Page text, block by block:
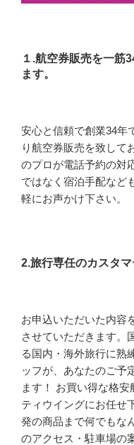
１.航空券販売を一筋
ます。
安心と信頼で創業34年
り航空券販売を致して
のプロが電話予約の対
ではなく宿泊手配など
軽にお声かけ下さい。
2.旅行専任のカスタ
お申込いただいた内容
させていただきます。
る国内・海外旅行に熟
ッフが、あなたのご予
ます！ お買い得な格
ティウイングにお任せ
発の商品まで何でもな
のアクセス・駐車場の